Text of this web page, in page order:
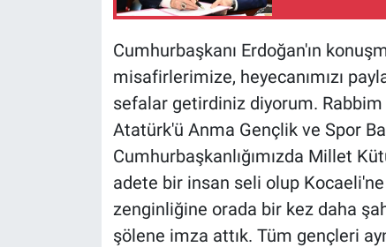
Cumhurbaşkanı Erdoğan'ın
misafirlerimize, heyecanımızı
sefalar getirdiniz diyorum. Rabbim
Atatürk'ü Anma Gençlik ve Spor
Cumhurbaşkanlığımızda Millet
adete bir insan seli olup
zenginliğine orada bir kez daha
şölene imza attık. Tüm gençleri
Koronavirüs
Kültür Sanat
Ne demişti